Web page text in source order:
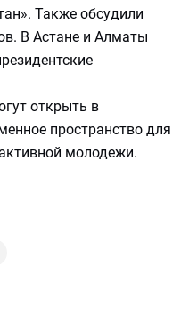
Также обсудили
В Астане и Алматы
открыть в
пространство для
молодежи.